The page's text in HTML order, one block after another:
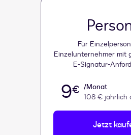
Für
Einzelunternehmer mit
E-Signatur-
9€ /Monat
108 € jährlich
Jetzt